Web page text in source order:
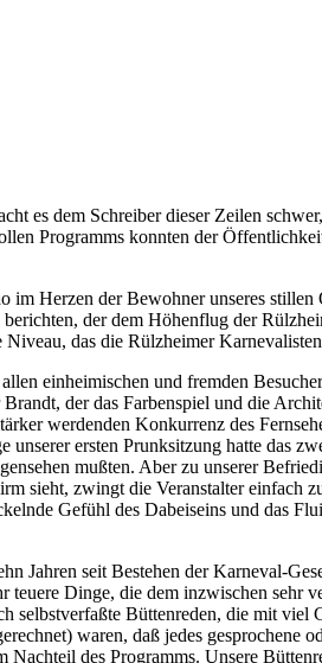
es dem Schreiber dieser Zeilen
Programms konnten der
im Herzen der Bewohner unseres
der dem Höhenflug der
das die Rülzheimer
einheimischen und fremden
der das Farbenspiel und die
werdenden Konkurrenz des
unserer ersten Prunksitzung hatte
mußten. Aber zu unserer
sieht, zwingt die Veranstalter
Gefühl des Dabeiseins und das
Jahren seit Bestehen der Karneval-
teuere Dinge, die dem inzwischen
selbstverfaßte Büttenreden, die mit
waren, daß jedes gesprochene
des Programms. Unsere